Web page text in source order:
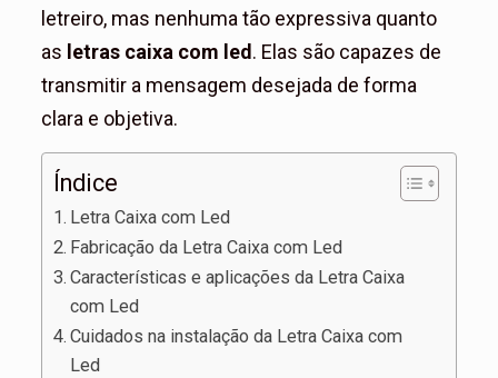
letreiro, mas nenhuma tão expressiva quanto
as letras caixa com led. Elas são capazes de
transmitir a mensagem desejada de forma
clara e objetiva.
Índice
Letra Caixa com Led
Fabricação da Letra Caixa com Led
Características e aplicações da Letra Caixa
com Led
Cuidados na instalação da Letra Caixa com
Led